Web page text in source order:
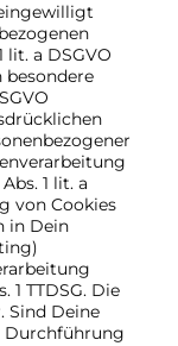
lit. a DSGVO
besondere
1 lit. a
von Cookies
in Dein
1 TTDSG. Die
Sind Deine
Durchführung